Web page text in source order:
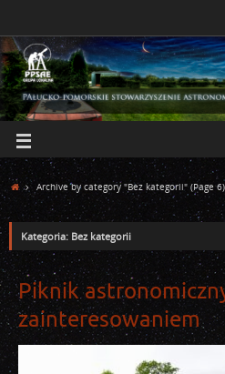
Archive by category "Bez kategorii" (Page 6)
Kategoria: Bez kategorii
Piknik
zainteresowaniem